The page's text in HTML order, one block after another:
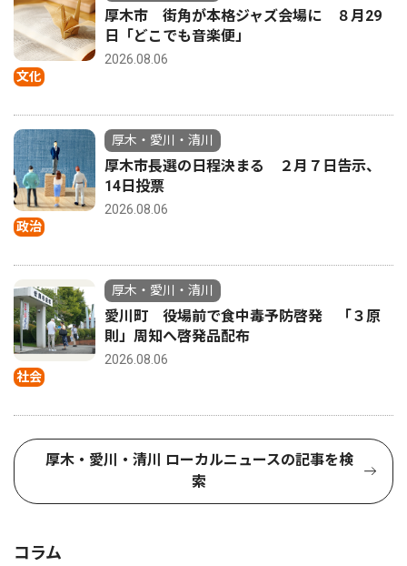
文化
厚木市 街角が本格ジャズ会場に ８月29
日「どこでも音楽便」
2026.08.06
政治
厚木・愛川・清川
厚木市長選の日程決まる ２月７日告示、
14日投票
2026.08.06
社会
厚木・愛川・清川
愛川町 役場前で食中毒予防啓発 「３原
則」周知へ啓発品配布
2026.08.06
厚木・愛川・清川 ローカルニュースの記事を検
索
コラム